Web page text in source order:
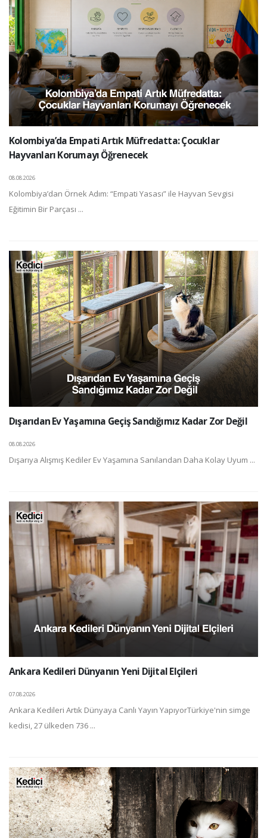
Kolombiya’da Empati Artık Müfredatta: Çocuklar
Hayvanları Korumayı Öğrenecek
08.08.2026
Kolombiya’dan Örnek Adım: “Empati Yasası” ile Hayvan Sevgisi
Eğitimin Bir Parçası ...
Dışarıdan Ev Yaşamına Geçiş Sandığımız Kadar Zor Değil
08.08.2026
Dışarıya Alışmış Kediler Ev Yaşamına Sanılandan Daha Kolay Uyum ...
Ankara Kedileri Dünyanın Yeni Dijital Elçileri
07.08.2026
Ankara Kedileri Artık Dünyaya Canlı Yayın YapıyorTürkiye'nin simge
kedisi, 27 ülkeden 736 ...